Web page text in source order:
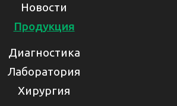
Новости
Продукция
Диагностика
Лаборатория
Хирургия